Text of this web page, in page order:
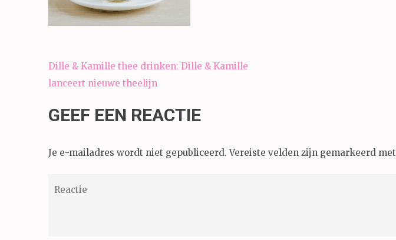
Bericht
navigatie
Dille & Kamille thee drinken: Dille & Kamille
lanceert nieuwe theelijn
GEEF EEN REACTIE
Je e-mailadres wordt niet gepubliceerd. Vereiste velden zijn gemarkeerd met